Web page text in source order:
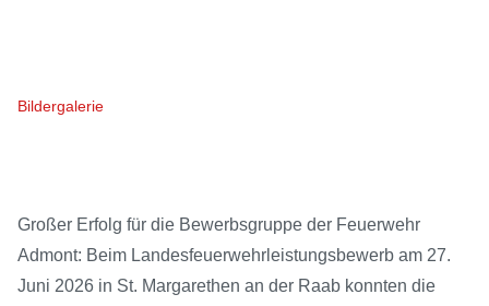
Bildergalerie
Großer Erfolg für die Bewerbsgruppe der Feuerwehr
Admont: Beim Landesfeuerwehrleistungsbewerb am 27.
Juni 2026 in St. Margarethen an der Raab konnten die